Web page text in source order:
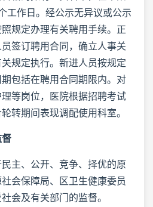
工作日。经公示无异议或公示
规定办理有关聘用手续。正
签订聘用合同，确立人事关
规定执行。新进人员按规定
包括在聘用合同期限内。对
等岗位，医院根据招聘考试
转期间表现调配使用科室。
、公开、竞争、择优的原
会保障局、区卫生健康委员
会及有关部门的监督。